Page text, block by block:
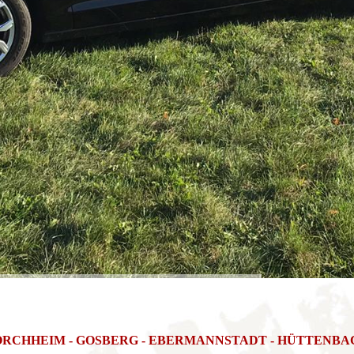
- GOSBERG - EBERMANNSTADT -